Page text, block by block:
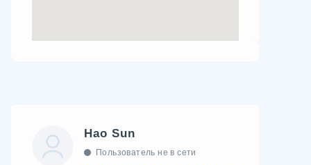
Hao Sun
Пользователь не в сети